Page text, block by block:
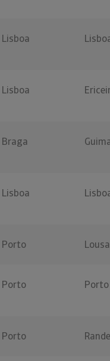
Lisboa
Lisboa
Braga
Lisboa
Porto
Porto Porto
Porto Rande